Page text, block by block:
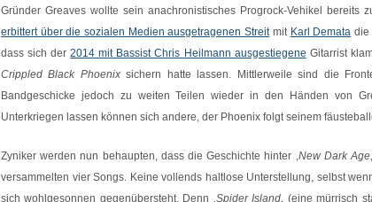
Gründer Greaves wollte sein anachronistisches Progrock-Vehikel bereits
erbittert über die sozialen Medien ausgetragenen Streitmit Karl Demata die
dass sich der2014 mit Bassist Chris Heilmann ausgestiegene Gitarrist
Crippled Black Phoenixsichern hatte lassen. Mittlerweile sind die
Bandgeschicke jedoch zu weiten Teilen wieder in den Händen von
Unterkriegen lassen können sich andere, der Phoenix folgt seinem
Zyniker werden nun behaupten, dass die Geschichte hinter ‚New Dark Age
versammelten vier Songs. Keine vollends haltlose Unterstellung, selbst
sich wohlgesonnen gegenübersteht. Denn ‚Spider Island‚ (eine mürrisch